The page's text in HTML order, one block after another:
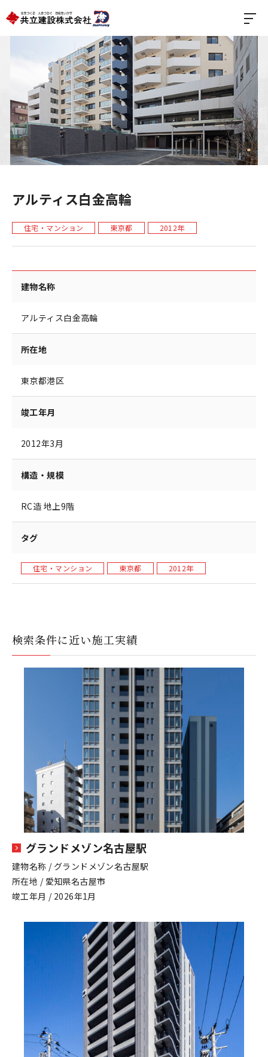
アルティス白金高輪
住宅・マンション 東京都 2012年
建物名称
アルティス白金高輪
所在地
東京都港区
竣工年月
2012年3月
構造・規模
RC造 地上9階
タグ
住宅・マンション 東京都 2012年
検索条件に近い施工実績
グランドメゾン名古屋駅
建物名称 / グランドメゾン名古屋駅
所在地 / 愛知県名古屋市
竣工年月 / 2026年1月